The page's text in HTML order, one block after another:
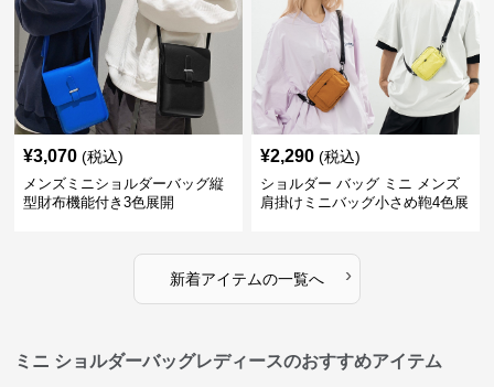
¥3,070 (税込)
メンズミニショルダーバッグ縦
型財布機能付き3色展開
¥2,290 (税込)
ショルダー バッグ ミニ メンズ
肩掛けミニバッグ小さめ鞄4色展
新着アイテムの一覧へ ›
ミニ ショルダーバッグレディースのおすすめアイテム